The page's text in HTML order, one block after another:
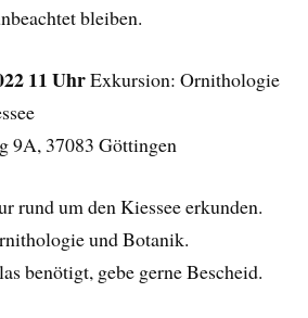
bleiben.
11 UhrExkursion: Ornithologie
9A, 37083 Göttingen
rund um den Kiessee erkunden.
und Botanik.
benötigt, gebe gerne Bescheid.